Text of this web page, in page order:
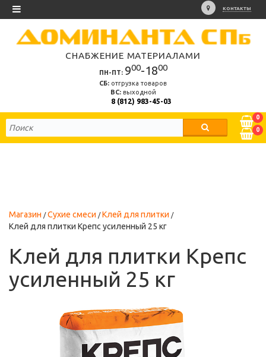
КОНТАКТЫ
СНАБЖЕНИЕ МАТЕРИАЛАМИ
ПН-ПТ: 900-1800
СБ: отгрузка товаров
ВС:выходной
8 (812) 983-45-03
0
0
Магазин Сухие смеси
Клей для плитки
Клей для плитки Крепс усиленный 25 кг
Клей для плитки Крепс
усиленный 25 кг